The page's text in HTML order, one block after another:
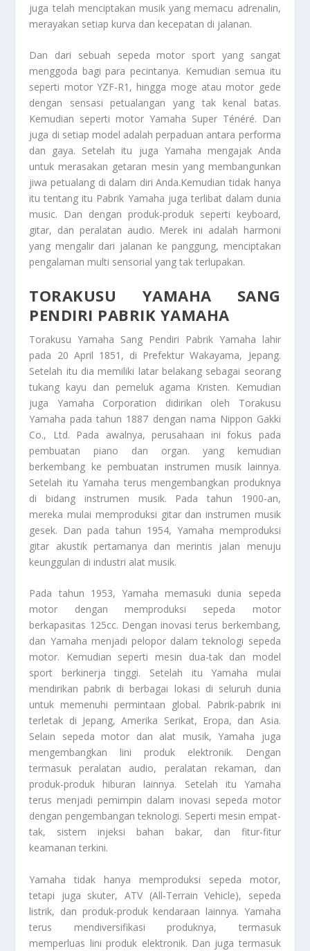
juga telah menciptakan musik yang memacu adrenalin,
merayakan setiap kurva dan kecepatan di jalanan.
Dan dari sebuah sepeda motor sport yang sangat
menggoda bagi para pecintanya. Kemudian semua itu
seperti motor YZF-R1, hingga moge atau motor gede
dengan sensasi petualangan yang tak kenal batas.
Kemudian seperti motor Yamaha Super Ténéré. Dan
juga di setiap model adalah perpaduan antara performa
dan gaya. Setelah itu juga Yamaha mengajak Anda
untuk merasakan getaran mesin yang membangunkan
jiwa petualang di dalam diri Anda.Kemudian tidak hanya
itu tentang itu Pabrik Yamaha juga terlibat dalam dunia
music. Dan dengan produk-produk seperti keyboard,
gitar, dan peralatan audio. Merek ini adalah harmoni
yang mengalir dari jalanan ke panggung, menciptakan
pengalaman multi sensorial yang tak terlupakan.
TORAKUSU YAMAHA SANG
PENDIRI PABRIK YAMAHA
Torakusu Yamaha Sang Pendiri Pabrik Yamaha lahir
pada 20 April 1851, di Prefektur Wakayama, Jepang.
Setelah itu dia memiliki latar belakang sebagai seorang
tukang kayu dan pemeluk agama Kristen. Kemudian
juga Yamaha Corporation didirikan oleh Torakusu
Yamaha pada tahun 1887 dengan nama Nippon Gakki
Co., Ltd. Pada awalnya, perusahaan ini fokus pada
pembuatan piano dan organ. yang kemudian
berkembang ke pembuatan instrumen musik lainnya.
Setelah itu Yamaha terus mengembangkan produknya
di bidang instrumen musik. Pada tahun 1900-an,
mereka mulai memproduksi gitar dan instrumen musik
gesek. Dan pada tahun 1954, Yamaha memproduksi
gitar akustik pertamanya dan merintis jalan menuju
keunggulan di industri alat musik.
Pada tahun 1953, Yamaha memasuki dunia sepeda
motor dengan memproduksi sepeda motor
berkapasitas 125cc. Dengan inovasi terus berkembang,
dan Yamaha menjadi pelopor dalam teknologi sepeda
motor. Kemudian seperti mesin dua-tak dan model
sport berkinerja tinggi. Setelah itu Yamaha mulai
mendirikan pabrik di berbagai lokasi di seluruh dunia
untuk memenuhi permintaan global. Pabrik-pabrik ini
terletak di Jepang, Amerika Serikat, Eropa, dan Asia.
Selain sepeda motor dan alat musik, Yamaha juga
mengembangkan lini produk elektronik. Dengan
termasuk peralatan audio, peralatan rekaman, dan
produk-produk hiburan lainnya. Setelah itu Yamaha
terus menjadi pemimpin dalam inovasi sepeda motor
dengan pengembangan teknologi. Seperti mesin empat-
tak, sistem injeksi bahan bakar, dan fitur-fitur
keamanan terkini.
Yamaha tidak hanya memproduksi sepeda motor,
tetapi juga skuter, ATV (All-Terrain Vehicle), sepeda
listrik, dan produk-produk kendaraan lainnya. Yamaha
terus mendiversifikasi produknya, termasuk
memperluas lini produk elektronik. Dan juga termasuk